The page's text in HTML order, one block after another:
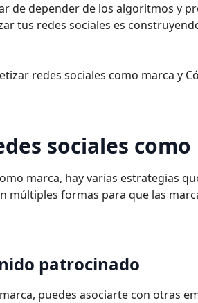
de depender de los algoritmos y
tus redes sociales es
redes sociales como marca y
sociales como
marca, hay varias estrategias
múltiples formas para que las
patrocinado
puedes asociarte con otras